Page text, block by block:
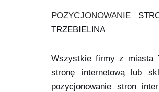
POZYCJONOWANIE
TRZEBIELINA
Wszystkie firmy z miasta
stronę internetową lub
pozycjonowanie stron